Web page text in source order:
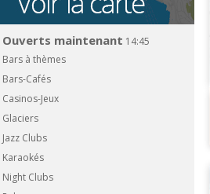
Ouverts maintenant 14:45
Bars à thèmes
Bars-Cafés
Casinos-Jeux
Glaciers
Jazz Clubs
Karaokés
Night Clubs